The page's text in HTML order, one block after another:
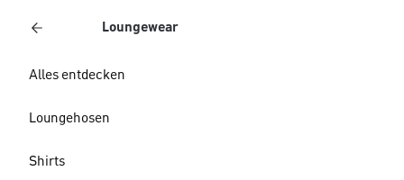
Loungewear
Alles entdecken
Loungehosen
Shirts